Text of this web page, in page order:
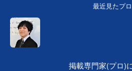
最近見たプロ
掲載専門家(プロ)